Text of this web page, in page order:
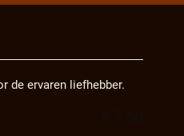
de ervaren liefhebber.